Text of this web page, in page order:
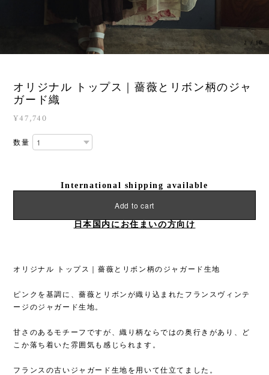
3 / 10
オリジナル トップス｜薔薇とリボン柄のジャ
ガード織
¥47,740
数量
International shipping available
Add to cart
日本国内にお住まいの方向け
オリジナル トップス｜薔薇とリボン柄のジャガード生地
ピンクを基調に、薔薇とリボンが織り込まれたフランスヴィンテ
ージのジャガード生地。
甘さのあるモチーフですが、織り柄ならではの奥行きがあり、ど
こか落ち着いた雰囲気も感じられます。
フランスの古いジャガード生地を用いて仕立てました。